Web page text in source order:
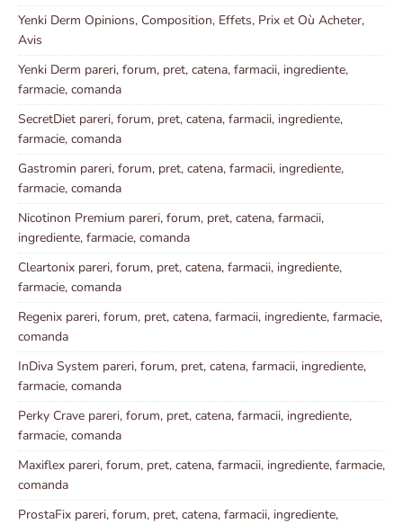
Yenki Derm Opinions, Composition, Effets, Prix et Où Acheter,
Avis
Yenki Derm pareri, forum, pret, catena, farmacii, ingrediente,
farmacie, comanda
SecretDiet pareri, forum, pret, catena, farmacii, ingrediente,
farmacie, comanda
Gastromin pareri, forum, pret, catena, farmacii, ingrediente,
farmacie, comanda
Nicotinon Premium pareri, forum, pret, catena, farmacii,
ingrediente, farmacie, comanda
Cleartonix pareri, forum, pret, catena, farmacii, ingrediente,
farmacie, comanda
Regenix pareri, forum, pret, catena, farmacii, ingrediente, farmacie,
comanda
InDiva System pareri, forum, pret, catena, farmacii, ingrediente,
farmacie, comanda
Perky Crave pareri, forum, pret, catena, farmacii, ingrediente,
farmacie, comanda
Maxiflex pareri, forum, pret, catena, farmacii, ingrediente, farmacie,
comanda
ProstaFix pareri, forum, pret, catena, farmacii, ingrediente,